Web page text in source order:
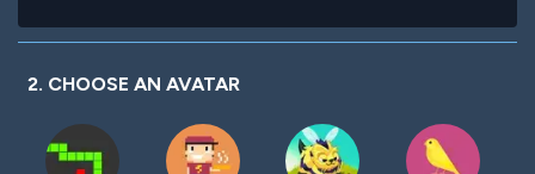
2. CHOOSE AN AVATAR